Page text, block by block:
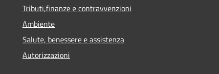
Tributi,finanze e contravvenzioni
Ambiente
Salute, benessere e assistenza
Autorizzazioni